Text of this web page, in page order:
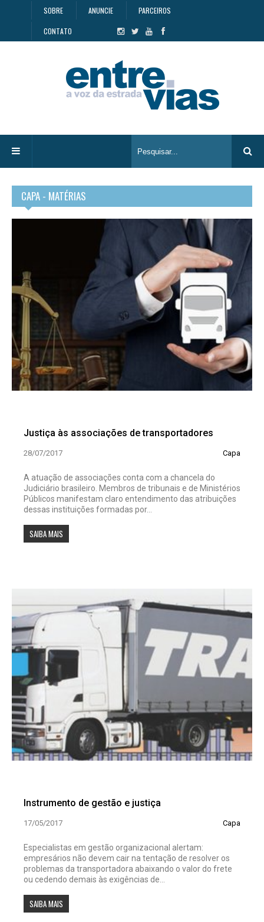
SOBRE ANUNCIE PARCEIROS
CONTATO
CAPA - MATÉRIAS
Justiça às associações de transportadores
28/07/2017 Capa
A atuação de associações conta com a chancela do
Judiciário brasileiro. Membros de tribunais e de Ministérios
Públicos manifestam claro entendimento das atribuições
dessas instituições formadas por...
SAIBA MAIS
Instrumento de gestão e justiça
17/05/2017 Capa
Especialistas em gestão organizacional alertam:
empresários não devem cair na tentação de resolver os
problemas da transportadora abaixando o valor do frete
ou cedendo demais às exigências de...
SAIBA MAIS